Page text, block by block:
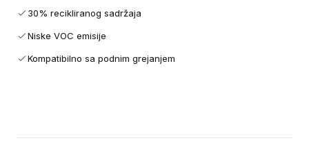
30% recikliranog sadržaja
Niske VOC emisije
Kompatibilno sa podnim grejanjem